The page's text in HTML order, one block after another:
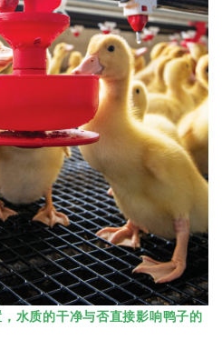
水质的干净与否直接影响鸭子的